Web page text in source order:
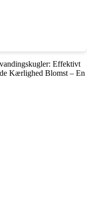
Effektivt
Kærlighed Blomst – En